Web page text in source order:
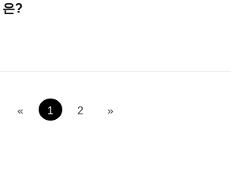
은?
« 1 2 »